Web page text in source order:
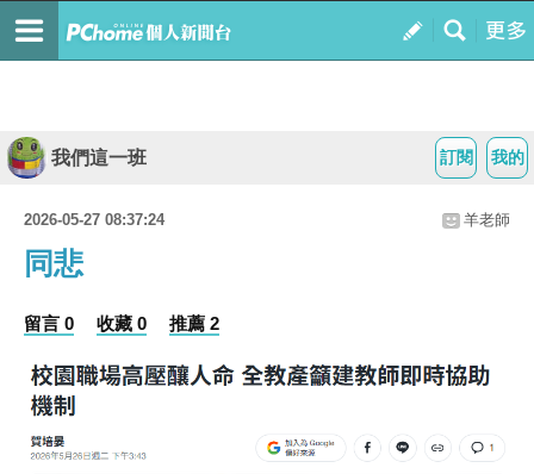
我的
訂閱
我們這一班
2026-05-27 08:37:24 羊老師
同悲
留言 0 收藏 0 推薦 2